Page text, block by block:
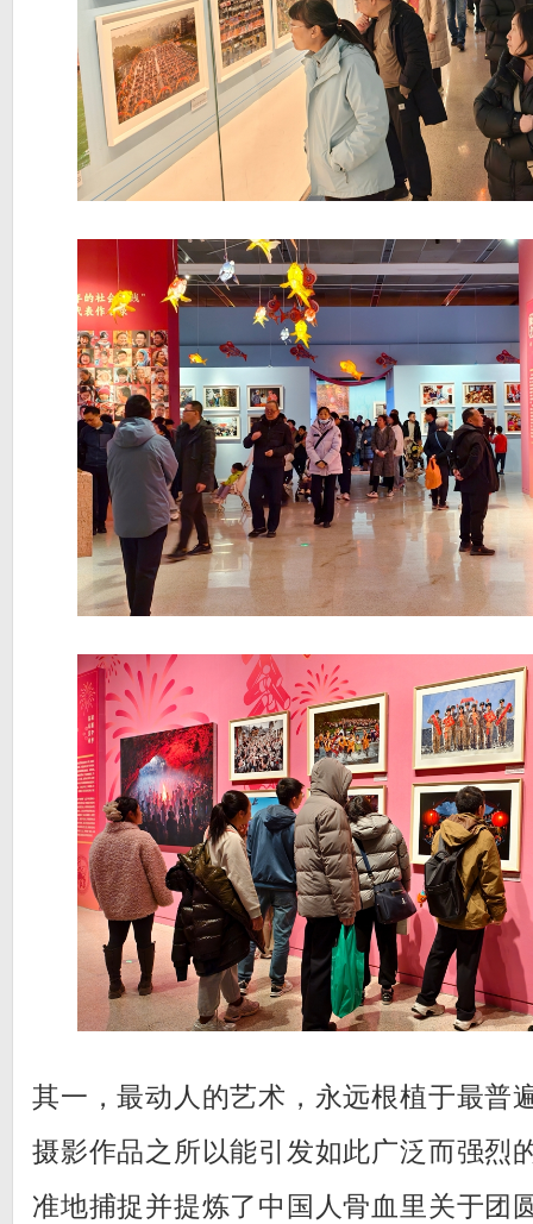
其一，最动人的艺术，永远根植于最普
摄影作品之所以能引发如此广泛而强烈
准地捕捉并提炼了中国人骨血里关于团